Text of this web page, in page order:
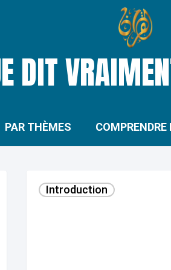
DIT
PAR THÈMES COMPRENDRE
Introduction